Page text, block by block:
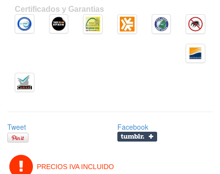
Certificados y Garantias
Tweet Facebook
PRECIOS IVA INCLUIDO